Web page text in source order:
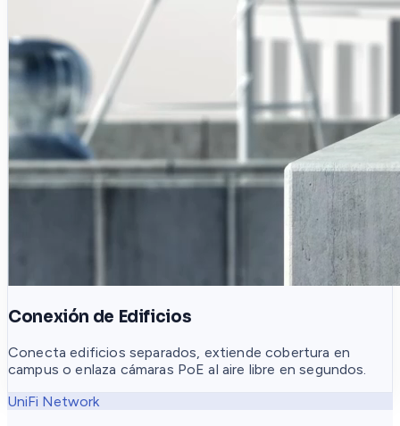
Conexión de Edificios
Conecta edificios separados, extiende cobertura en
campus o enlaza cámaras PoE al aire libre en segundos.
UniFi Network